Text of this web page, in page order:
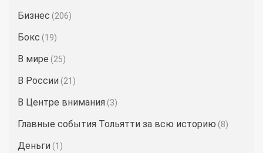
Бизнес (206)
Бокс (19)
В мире (25)
В России (21)
В Центре внимания (3)
Главные события Тольятти за всю историю (8)
Деньги (1)